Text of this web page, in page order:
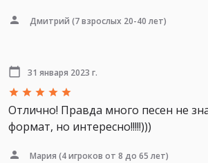
Дмитрий (7 взрослых 20-40 лет)
31 января 2023 г.
Отлично! Правда много песен не
формат, но интересно!!!!!)))
Мария (4 игроков от 8 до 65 лет)